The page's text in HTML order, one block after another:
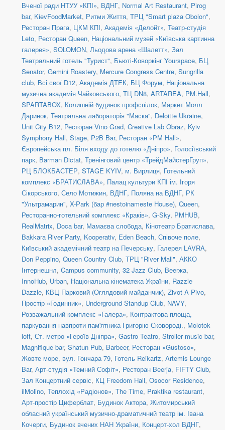
Вченої ради НТУУ «КПІ», ВДНГ, Normal Art Restaurant, Pirog
bar, KievFoodMarket, Ритми Життя, ТРЦ "Smart plaza Obolon",
Ресторан Прага, ЦКМ КПІ, Академія «Делойт», Театр-студія
Leto, Ресторан Queen, Національний музей «Київська картинна
галерея», SOLOMON, Льодова арена «Шалетт», Зал
Театральний готель "Турист", Бьюті-Коворкінг Yourspace, БЦ
Senator, Gemini Roastery, Mercure Congress Centre, Sungrilla
club, Всі свої D12, Академія ДТЕК, БЦ Форум, Національна
музична академія Чайковського, ТЦ DN8, ARTAREA, PM.Hall,
SPARTABOX, Колишній будинок профспілок, Маркет Молл
Даринок, Театральна лабораторія "Маска", Deloitte Ukraine,
Unit City B12, Ресторан Vino Grad, Creative Lab Obraz, Kyiv
Symphony Hall, Stage, P2B Bar, Ресторан «PM Hall»,
Європейська пл. Біля входу до готелю «Дніпро», Голосіївський
парк, Barman Dictat, Тренінговий центр «ТрейдМайстерГруп»,
РЦ БЛОКБАСТЕР, STAGE KYIV, м. Вирлиця, Готельний
комплекс «БРАТИСЛАВА», Палац культури КПІ ім. Ігоря
Сікорського, Село Мотижин, ВДНГ, Поляна на ВДНГ, РК
"Ультрамарин", X-Park (бар #nestoinameste House), Queen,
Ресторанно-готельний комплекс «Краків», G-Sky, PMHUB,
RealMatrix, Doca bar, Мамаєва слобода, Кінотеатр Братислава,
Bakkara River Party, Kooperativ, Eden Beach, Співоче поле,
Київський академічний театр на Печерську, Галерея LAVRA,
Don Peppino, Queen Country Club, ТРЦ "River Mall", АККО
Інтернешнл, Campus community, 32 Jazz Club, Beerжа,
InnoHub, Urban, Національна кінематека України, Razzle
Dazzle, КВЦ Парковий (Оглядовий майданчик), Zivot A Pivo,
Простір «Годинник», Underground Standup Club, NAVY,
Розважальний комплекс «Галера», Контрактова площа,
паркування навпроти пам'ятника Григорію Сковороді., Molotok
loft, Ст. метро «Героїв Дніпра», Gastro Teatro, Stroller music bar,
Magnifique bar, Shatun Pub, Barbeer, Ресторан «Gustoso»,
Жовте море, вул. Гончара 79, Готель Reikartz, Artemis Lounge
Bar, Арт-студія «Темний Софіт», Ресторан Beerja, FIFTY Club,
Зал Концертний сервіс, КЦ Freedom Hall, Osocor Residence,
ilMolino, Теплохід «Радіонов», The Time, Praktika restaurant,
Арт-простір Циферблат, Будинок Актора, Житомирський
обласний український музично-драматичний театр ім. Івана
Кочерги, Будинок вчених НАН України, Концерт-хол ВДНГ,